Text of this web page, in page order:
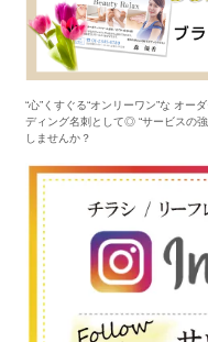
“心”くすぐる“オンリーワン”な オー
ディング名刺として◎ “サービスの
しませんか？